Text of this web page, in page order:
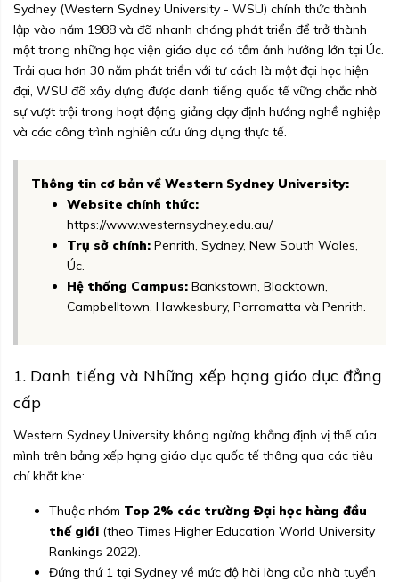
Sydney (Western Sydney University - WSU) chính thức thành
lập vào năm 1988 và đã nhanh chóng phát triển để trở thành
một trong những học viện giáo dục có tầm ảnh hưởng lớn tại Úc.
Trải qua hơn 30 năm phát triển với tư cách là một đại học hiện
đại, WSU đã xây dựng được danh tiếng quốc tế vững chắc nhờ
sự vượt trội trong hoạt động giảng dạy định hướng nghề nghiệp
và các công trình nghiên cứu ứng dụng thực tế.
Thông tin cơ bản về Western Sydney University:
Website chính thức:
https://www.westernsydney.edu.au/
Trụ sở chính: Penrith, Sydney, New South Wales,
Úc.
Hệ thống Campus: Bankstown, Blacktown,
Campbelltown, Hawkesbury, Parramatta và Penrith.
1. Danh tiếng và Những xếp hạng giáo dục đẳng
cấp
Western Sydney University không ngừng khẳng định vị thế của
mình trên bảng xếp hạng giáo dục quốc tế thông qua các tiêu
chí khắt khe:
Thuộc nhóm Top 2% các trường Đại học hàng đầu
thế giới (theo Times Higher Education World University
Rankings 2022).
Đứng thứ 1 tại Sydney về mức độ hài lòng của nhà tuyển